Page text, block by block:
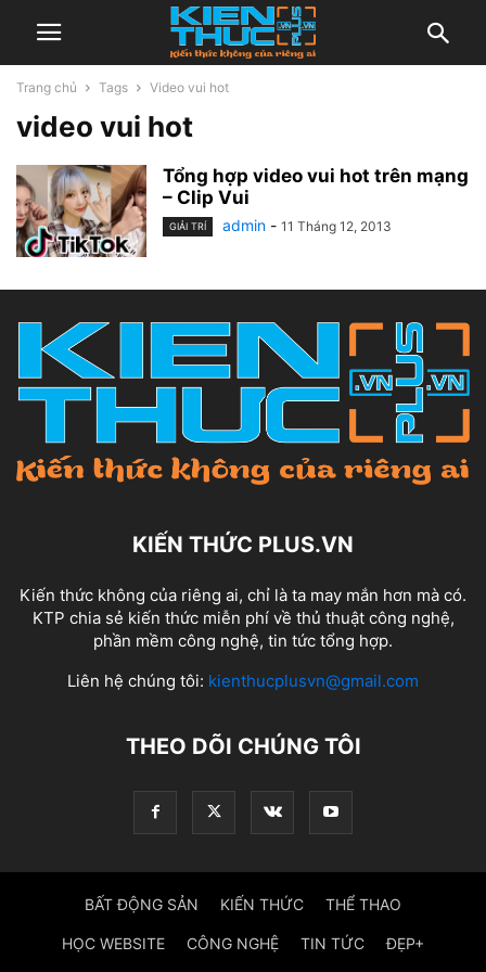
Trang chủ Tags Video vui hot
video vui hot
Tổng hợp video vui hot trên mạng
– Clip Vui
GIẢI TRÍ admin - 11 Tháng 12, 2013
KIẾN THỨC PLUS.VN
Kiến thức không của riêng ai, chỉ là ta may mắn hơn mà có.
KTP chia sẻ kiến thức miễn phí về thủ thuật công nghệ,
phần mềm công nghệ, tin tức tổng hợp.
Liên hệ chúng tôi: kienthucplusvn@gmail.com
THEO DÕI CHÚNG TÔI
BẤT ĐỘNG SẢN KIẾN THỨC THỂ THAO
HỌC WEBSITE CÔNG NGHỆ TIN TỨC ĐẸP+